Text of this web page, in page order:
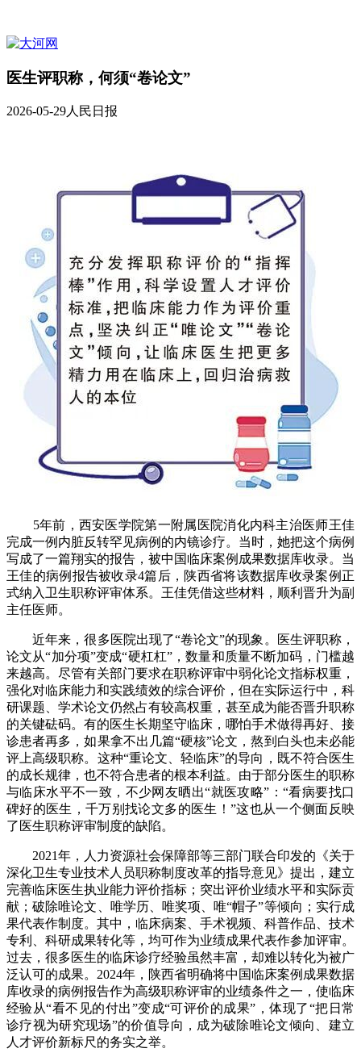
医生评职称，何须“卷论文”
2026-05-29人民日报
5年前，西安医学院第一附属医院消化内科主治医师王佳
完成一例内脏反转罕见病例的内镜诊疗。当时，她把这个病例
写成了一篇翔实的报告，被中国临床案例成果数据库收录。当
王佳的病例报告被收录4篇后，陕西省将该数据库收录案例正
式纳入卫生职称评审体系。王佳凭借这些材料，顺利晋升为副
主任医师。
近年来，很多医院出现了“卷论文”的现象。医生评职称，
论文从“加分项”变成“硬杠杠”，数量和质量不断加码，门槛越
来越高。尽管有关部门要求在职称评审中弱化论文指标权重，
强化对临床能力和实践绩效的综合评价，但在实际运行中，科
研课题、学术论文仍然占有较高权重，甚至成为能否晋升职称
的关键砝码。有的医生长期坚守临床，哪怕手术做得再好、接
诊患者再多，如果拿不出几篇“硬核”论文，熬到白头也未必能
评上高级职称。这种“重论文、轻临床”的导向，既不符合医生
的成长规律，也不符合患者的根本利益。由于部分医生的职称
与临床水平不一致，不少网友晒出“就医攻略”：“看病要找口
碑好的医生，千万别找论文多的医生！”这也从一个侧面反映
了医生职称评审制度的缺陷。
2021年，人力资源社会保障部等三部门联合印发的《关于
深化卫生专业技术人员职称制度改革的指导意见》提出，建立
完善临床医生执业能力评价指标；突出评价业绩水平和实际贡
献；破除唯论文、唯学历、唯奖项、唯“帽子”等倾向；实行成
果代表作制度。其中，临床病案、手术视频、科普作品、技术
专利、科研成果转化等，均可作为业绩成果代表作参加评审。
过去，很多医生的临床诊疗经验虽然丰富，却难以转化为被广
泛认可的成果。2024年，陕西省明确将中国临床案例成果数据
库收录的病例报告作为高级职称评审的业绩条件之一，使临床
经验从“看不见的付出”变成“可评价的成果”，体现了“把日常
诊疗视为研究现场”的价值导向，成为破除唯论文倾向、建立
人才评价新标尺的务实之举。